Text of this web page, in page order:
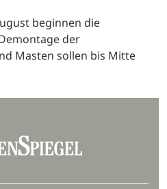
beginnen die
der
Masten sollen bis Mitte